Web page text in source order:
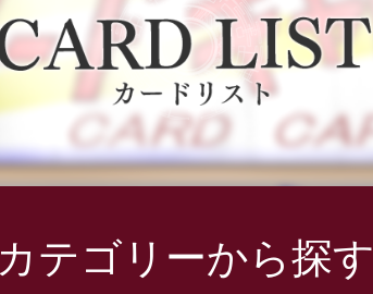
カテゴリーから探す